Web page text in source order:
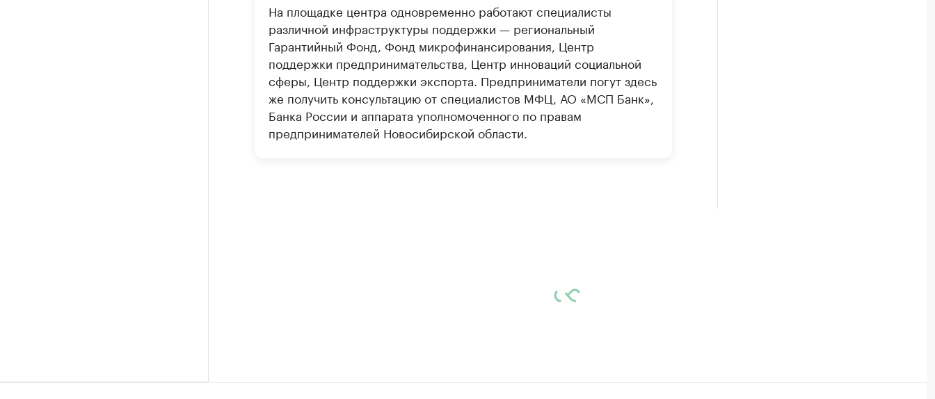
На площадке центра одновременно работают специалисты
различной инфраструктуры поддержки — региональный
Гарантийный Фонд, Фонд микрофинансирования, Центр
поддержки предпринимательства, Центр инноваций социальной
сферы, Центр поддержки экспорта. Предприниматели погут здесь
же получить консультацию от специалистов МФЦ, АО «МСП Банк»,
Банка России и аппарата уполномоченного по правам
предпринимателей Новосибирской области.